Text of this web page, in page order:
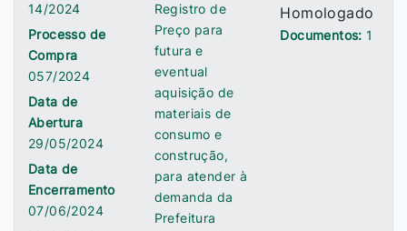
14/2024
Processo de
Compra
057/2024
Data de
Abertura
29/05/2024
Data de
Encerramento
07/06/2024
Registro de
Preço para
futura e
eventual
aquisição de
materiais de
consumo e
construção,
para atender à
demanda da
Prefeitura
Homologado
Documentos: 1